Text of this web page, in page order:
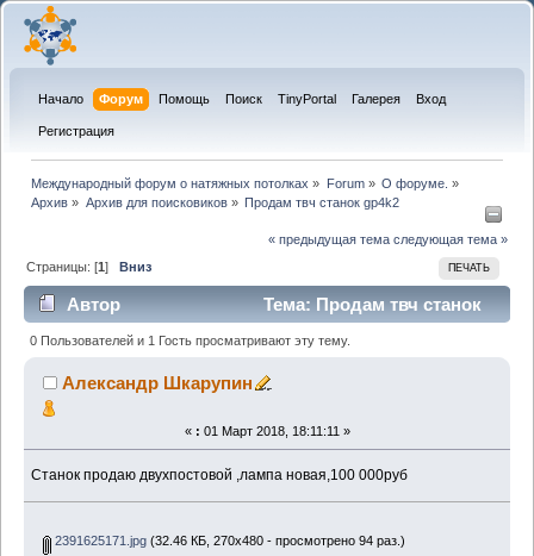
Начало Форум Помощь Поиск TinyPortal Галерея Вход
Регистрация
Международный форум о натяжных потолках » Forum» О форуме. »
Архив » Архив для поисковиков» Продам твч станок gp4k2
« предыдущая тема следующая тема »
ПЕЧАТЬ
Страницы: [1]Вниз
Автор
Тема: Продам твч станок
gp4k2 (Прочитано 10339 раз)
0 Пользователей и 1 Гость просматривают эту тему.
Александр Шкарупин
« : 01 Март 2018, 18:11:11 »
Станок продаю двухпостовой ,лампа новая,100 000руб
2391625171.jpg(32.46 КБ, 270x480 - просмотрено 94 раз.)